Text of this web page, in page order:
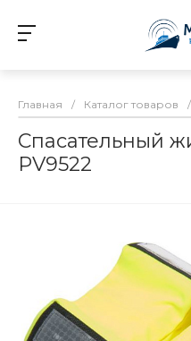
Главная / Каталог товаров /
Спасательный
PV9522